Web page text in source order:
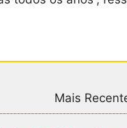
Mais